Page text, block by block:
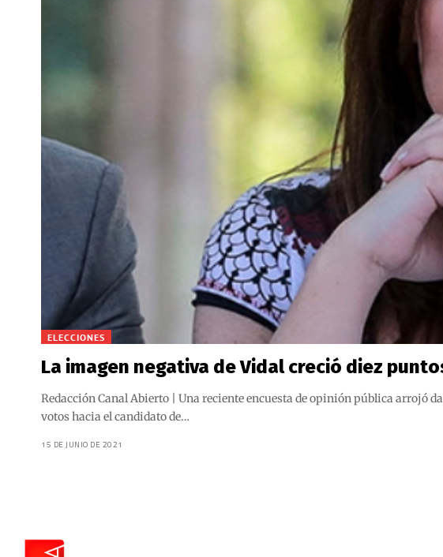
ELECCIONES
La imagen negativa de Vidal creció diez
Redacción Canal Abierto | Una reciente encuesta de opinión pública arrojó
votos hacia el candidato de…
15 DE JUNIO DE 2021